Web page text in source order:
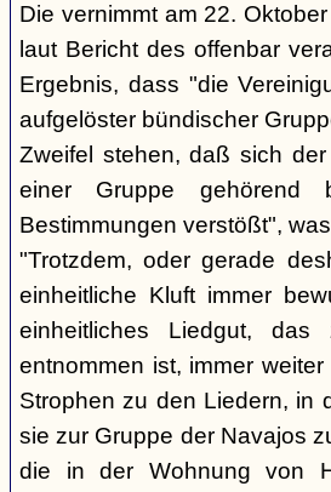
Die vernimmt am 22.
laut Bericht des offenbar
Ergebnis, dass "die
aufgelöster bündischer
Zweifel stehen, daß sich
einer Gruppe gehörend
Bestimmungen verstößt",
"Trotzdem, oder gerade
einheitliche Kluft immer
einheitliches Liedgut,
entnommen ist, immer
Strophen zu den Liedern, in
sie zur Gruppe der Navajos
die in der Wohnung von